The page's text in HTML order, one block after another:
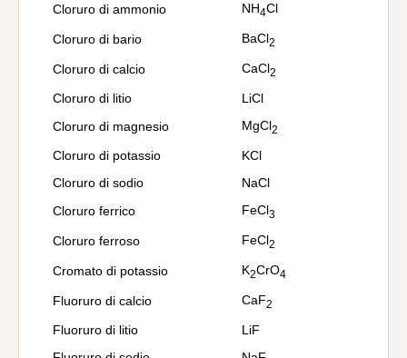
Cloruro di ammonio NH4Cl
Cloruro di bario BaCl2
Cloruro di calcio CaCl2
Cloruro di litio
LiCl
Cloruro di magnesio
MgCl2
Cloruro di potassio
KCl
Cloruro di sodio
NaCl
Cloruro ferrico
FeCl3
Cloruro ferroso FeCl2
Cromato di potassio K2CrO4
Fluoruro di calcio CaF2
Fluoruro di litio
LiF